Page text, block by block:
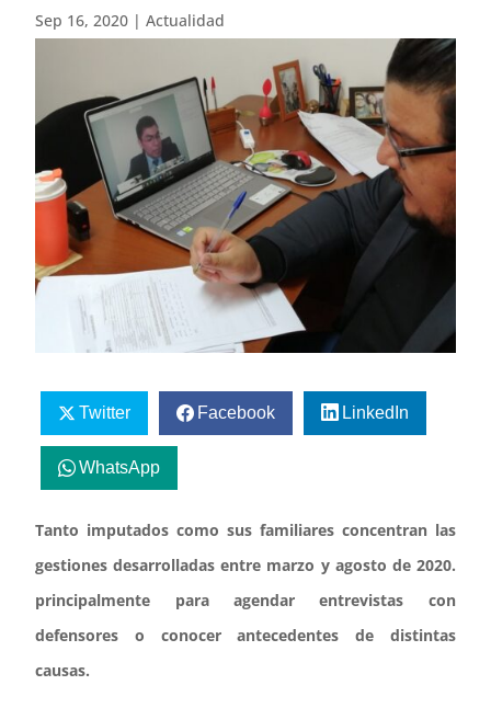
Sep 16, 2020 |Actualidad
Twitter Facebook LinkedIn
WhatsApp
Tanto imputados como sus familiares concentran las
gestiones desarrolladas entre marzo y agosto de 2020.
principalmente para agendar entrevistas con
defensores o conocer antecedentes de distintas
causas.